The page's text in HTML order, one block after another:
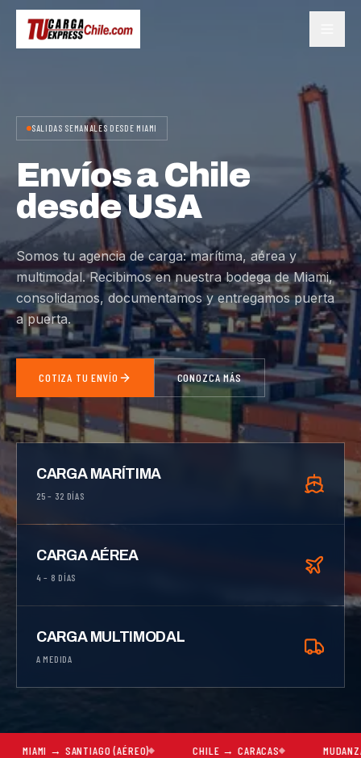
SALIDAS SEMANALES DESDE MIAMI
Envíos a Chile
desde USA
Somos tu agencia de carga: marítima, aérea y
multimodal. Recibimos en nuestra bodega de Miami,
consolidamos, documentamos y entregamos puerta
a puerta.
COTIZA TU ENVÍO CONOZCA MÁS
CARGA MARÍTIMA
25 – 32 DÍAS
CARGA AÉREA
4 – 8 DÍAS
CARGA MULTIMODAL
A MEDIDA
→ SANTIAGO (AÉREO) CHILE → CARACAS MUDANZAS